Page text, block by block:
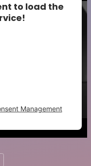
to load the
Management